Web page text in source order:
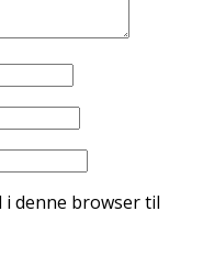
i denne browser til